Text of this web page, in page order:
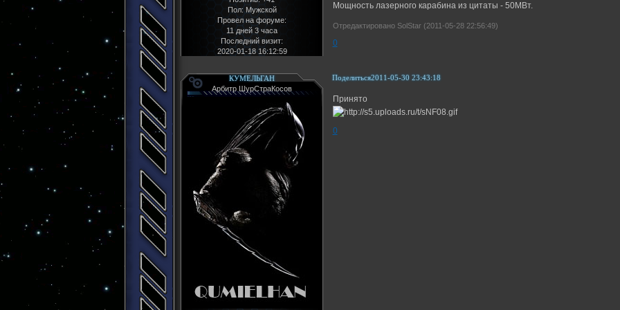
Пол: Мужской
Провел на форуме:
11 дней 3 часа
Последний визит:
2020-01-18 16:12:59
Мощность лазерного карабина из цитаты - 50МВт.
Отредактировано SolStar (2011-05-28 22:56:49)
0
Поделиться2011-05-30 23:43:18
КУМЕЛЬГАН
Арбитр ШурСтраКосов
Принято
0